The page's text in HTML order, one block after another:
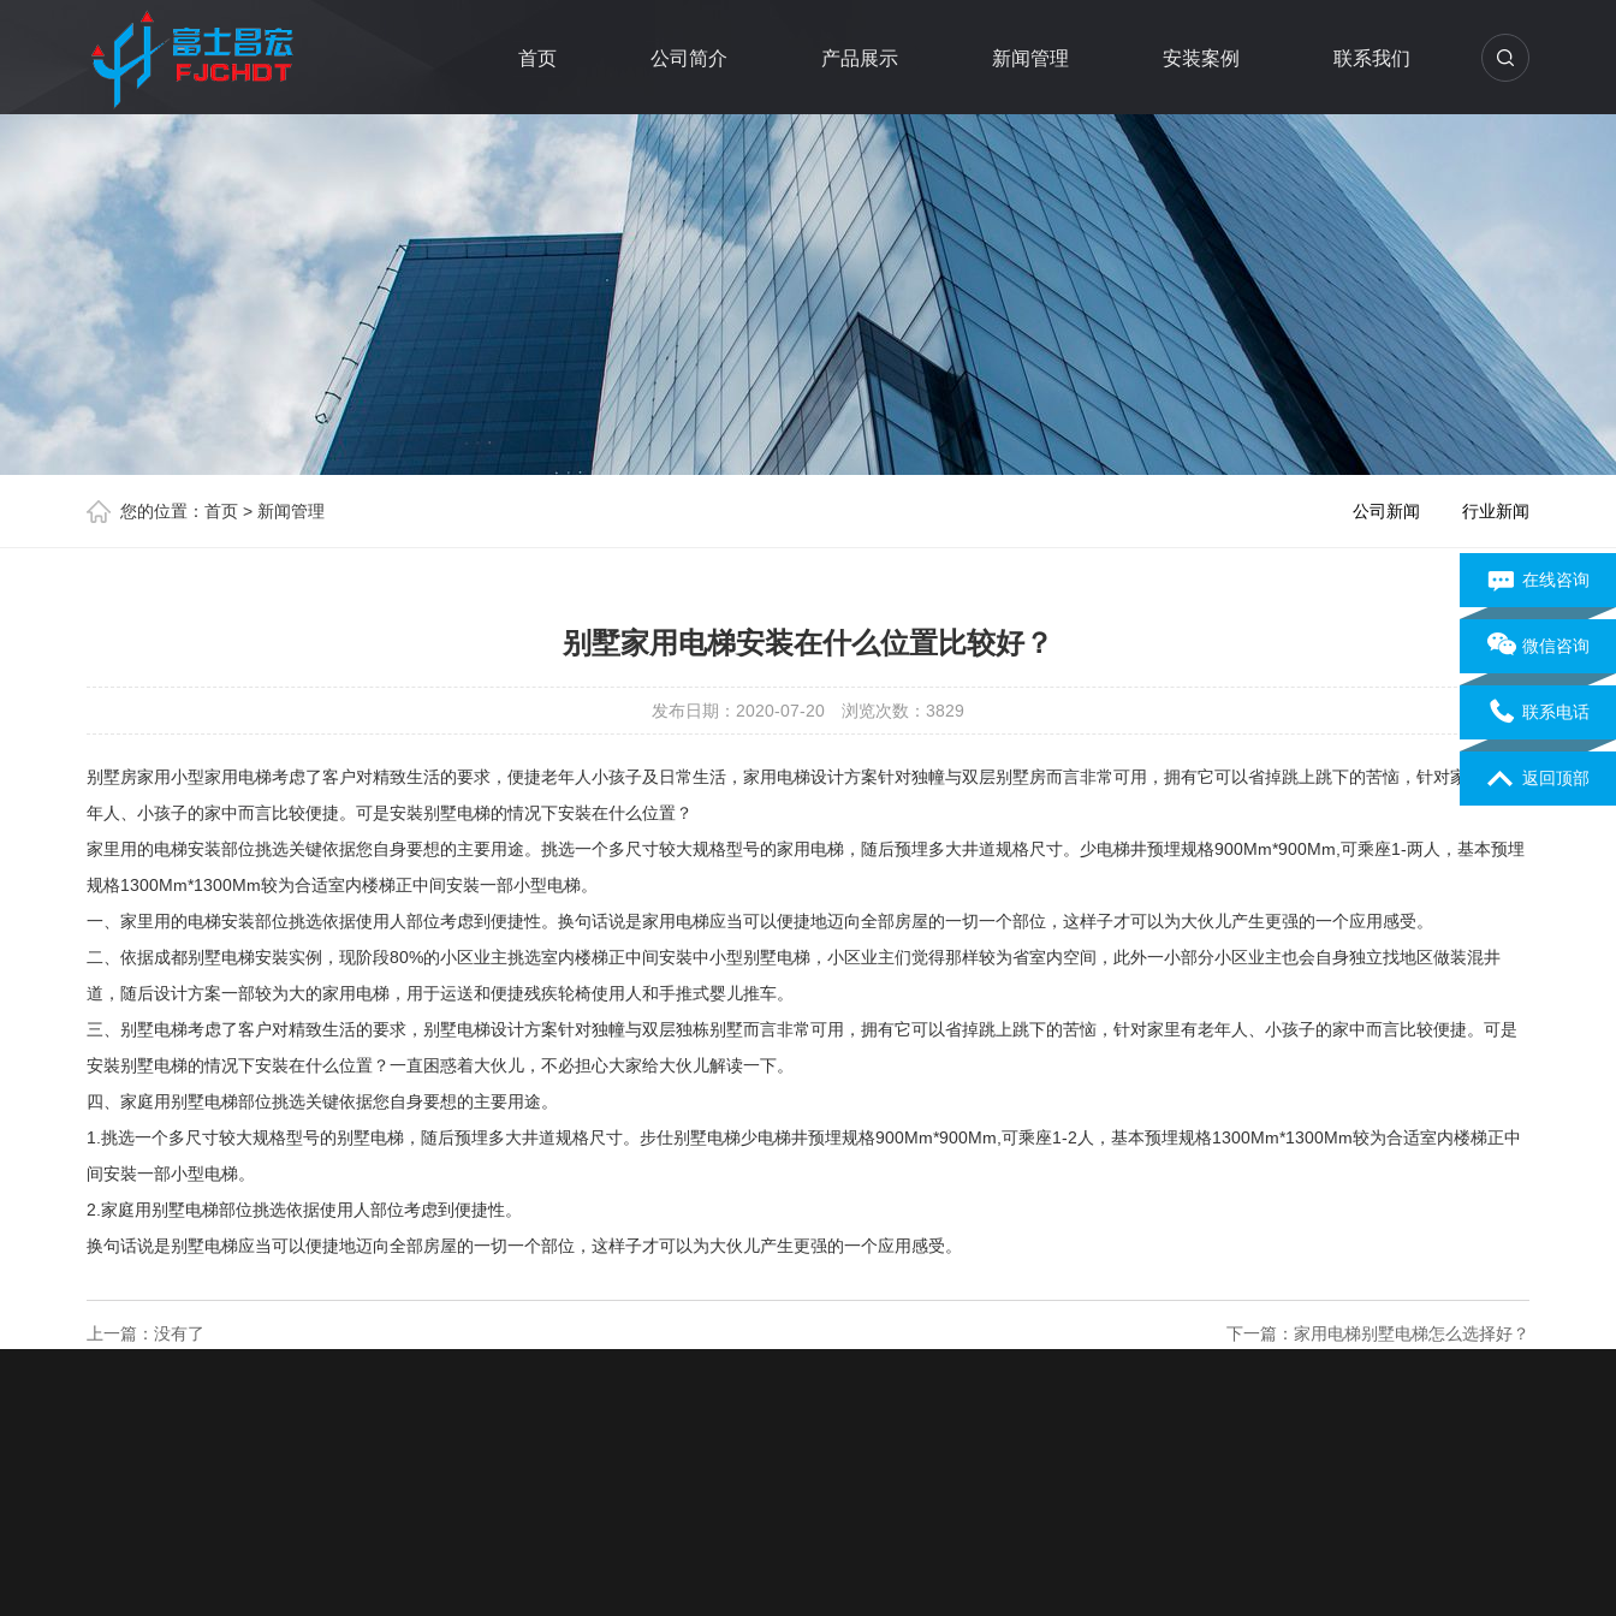
首页 公司简介 产品展示 新闻管理 安装案例 联系我们
您的位置： 首页 > 新闻管理 公司新闻 行业新闻
别墅家用电梯安装在什么位置比较好？
发布日期：2020-07-20 浏览次数： 3829
别墅房家用小型家用电梯考虑了客户对精致生活的要求，便捷老年人小孩子及日常生活，家用电梯设计方案针对独幢与双层别墅房而言非常可用，拥有它可以省掉跳上跳下的苦恼，针对家里有老
年人、小孩子的家中而言比较便捷。可是安裝别墅电梯的情况下安裝在什么位置？
家里用的电梯安装部位挑选关键依据您自身要想的主要用途。挑选一个多尺寸较大规格型号的家用电梯，随后预埋多大井道规格尺寸。少电梯井预埋规格900Mm*900Mm,可乘座1-两人，基本预埋
规格1300Mm*1300Mm较为合适室内楼梯正中间安裝一部小型电梯。
一、家里用的电梯安装部位挑选依据使用人部位考虑到便捷性。换句话说是家用电梯应当可以便捷地迈向全部房屋的一切一个部位，这样子才可以为大伙儿产生更强的一个应用感受。
二、依据成都别墅电梯安裝实例，现阶段80%的小区业主挑选室内楼梯正中间安裝中小型别墅电梯，小区业主们觉得那样较为省室内空间，此外一小部分小区业主也会自身独立找地区做装混井
道，随后设计方案一部较为大的家用电梯，用于运送和便捷残疾轮椅使用人和手推式婴儿推车。
三、别墅电梯考虑了客户对精致生活的要求，别墅电梯设计方案针对独幢与双层独栋别墅而言非常可用，拥有它可以省掉跳上跳下的苦恼，针对家里有老年人、小孩子的家中而言比较便捷。可是
安裝别墅电梯的情况下安裝在什么位置？一直困惑着大伙儿，不必担心大家给大伙儿解读一下。
四、家庭用别墅电梯部位挑选关键依据您自身要想的主要用途。
1.挑选一个多尺寸较大规格型号的别墅电梯，随后预埋多大井道规格尺寸。步仕别墅电梯少电梯井预埋规格900Mm*900Mm,可乘座1-2人，基本预埋规格1300Mm*1300Mm较为合适室内楼梯正中
间安裝一部小型电梯。
2.家庭用别墅电梯部位挑选依据使用人部位考虑到便捷性。
换句话说是别墅电梯应当可以便捷地迈向全部房屋的一切一个部位，这样子才可以为大伙儿产生更强的一个应用感受。
上一篇：没有了 下一篇： 家用电梯别墅电梯怎么选择好？
在线咨询
微信咨询
联系电话
返回顶部